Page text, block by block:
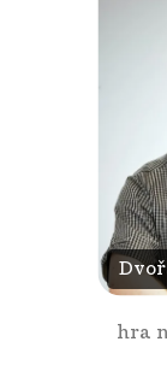
hra